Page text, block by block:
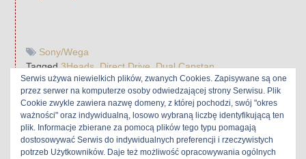
Sony/Wega
Tagged3Heads,Direct Drive,Dual Capstan
Sony TC-K555ESR
22 czerwca 2017 | Maxim|
Sony TC-K555ESR Magnetofon przyjechał do mnie od
Serwis używa niewielkich plików, zwanych Cookies. Zapisywane są one
przez serwer na komputerze osoby odwiedzającej strony Serwisu. Plik
Cookie zwykle zawiera nazwę domeny, z której pochodzi, swój "okres
ważności" oraz indywidualną, losowo wybraną liczbę identyfikującą ten
plik. Informacje zbierane za pomocą plików tego typu pomagają
dostosowywać Serwis do indywidualnych preferencji i rzeczywistych
potrzeb Użytkowników. Daje też możliwość opracowywania ogólnych